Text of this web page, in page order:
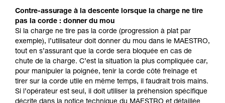
Contre-assurage à la descente lorsque la charge ne tire
pas la corde : donner du mou
Si la charge ne tire pas la corde (progression à plat par
exemple), l’utilisateur doit donner du mou dans le MAESTRO,
tout en s’assurant que la corde sera bloquée en cas de
chute de la charge. C’est la situation la plus compliquée car,
pour manipuler la poignée, tenir la corde côté freinage et
tirer sur la corde utile en même temps, il faudrait trois mains.
Si l’opérateur est seul, il doit utiliser la préhension spécifique